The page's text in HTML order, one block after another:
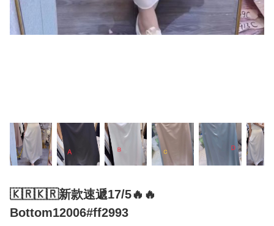
🇰🇷🇰🇷新款速遞17/5🔥🔥
Bottom12006#ff2993